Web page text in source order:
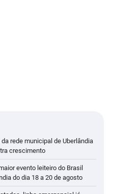
rede municipal de Uberlândia
crescimento
evento leiteiro do Brasil
do dia 18 a 20 de agosto